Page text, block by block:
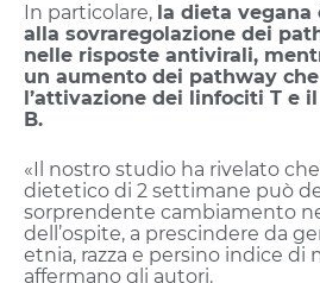
In particolare, la dieta
alla sovraregolazione dei
nelle risposte antivirali,
un aumento dei pathway
l’attivazione dei linfociti T e
B.
«Il nostro studio ha rivelato
dietetico di 2 settimane può
sorprendente cambiamento
dell’ospite, a prescindere da
etnia, razza e persino indice di
affermano gli autori.